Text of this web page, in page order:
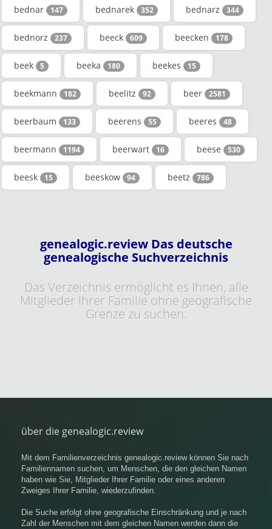
bednar 147 bednarek 352 bednarz 344
bednorz 237 beeck 609 beecken 178
beek 5 beeka 180 beekes 15
beekmann 182 beelitz 92 beer 2581
beerbaum 133 beerens 55 beeres 48
beermann 1194 beerwart 16 beese 530
beesk 15 beeskow 94 beetz 786
genealogic.review Das deutsche
genealogische Suchverzeichnis
Das Verzeichnis ermöglicht es Ihnen, alle
Mitglieder Ihrer Familie ohne geografische
Grenze zu suchen.
über die genealogic.review
Mit dem Familienverzeichnis genealogic.review können Sie nach
Familiennamen suchen, um Menschen, die den gleichen Namen
haben wie Sie, Mitglieder Ihrer Familie oder eines anderen
Zweiges Ihrer Familie, wiederzufinden.
Die Suche erfolgt ohne geografische Einschränkung und je nach
Zahl der Menschen mit dem gleichen Namen werden dann die